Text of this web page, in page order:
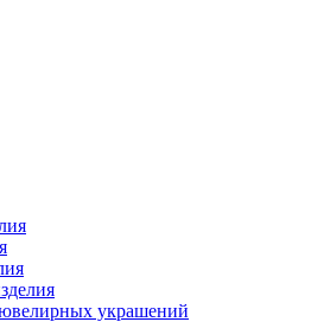
украшений